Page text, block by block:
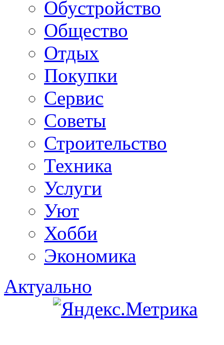
Обустройство
Общество
Отдых
Покупки
Сервис
Советы
Строительство
Техника
Услуги
Уют
Хобби
Экономика
Актуально